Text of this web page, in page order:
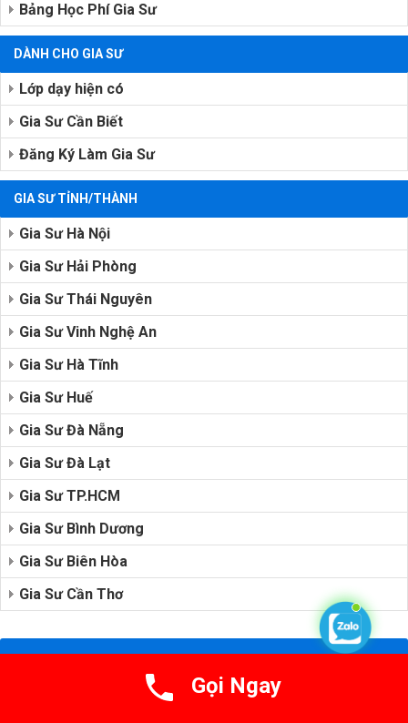
Bảng Học Phí Gia Sư
DÀNH CHO GIA SƯ
Lớp dạy hiện có
Gia Sư Cần Biết
Đăng Ký Làm Gia Sư
GIA SƯ TỈNH/THÀNH
Gia Sư Hà Nội
Gia Sư Hải Phòng
Gia Sư Thái Nguyên
Gia Sư Vinh Nghệ An
Gia Sư Hà Tĩnh
Gia Sư Huế
Gia Sư Đà Nẵng
Gia Sư Đà Lạt
Gia Sư TP.HCM
Gia Sư Bình Dương
Gia Sư Biên Hòa
Gia Sư Cần Thơ
Gọi Ngay